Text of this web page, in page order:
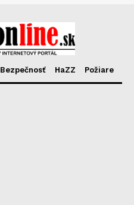
Bezpečnosť HaZZ Požiare